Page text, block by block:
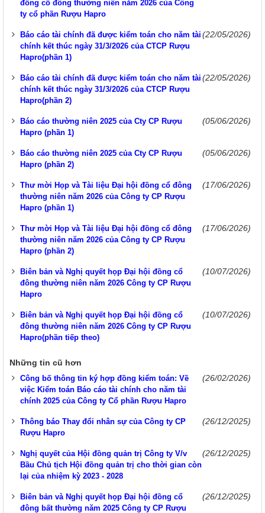
đồng cổ đông thường niên năm 2026 của Công
ty cổ phần Rượu Hapro
Báo cáo tài chính đã được kiểm toán cho năm tài
chính kết thúc ngày 31/3/2026 của CTCP Rượu
Hapro(phần 1)
(22/05/2026)
Báo cáo tài chính đã được kiểm toán cho năm tài
chính kết thúc ngày 31/3/2026 của CTCP Rượu
Hapro(phần 2)
(22/05/2026)
Báo cáo thường niên 2025 của Cty CP Rượu
Hapro (phần 1)
(05/06/2026)
Báo cáo thường niên 2025 của Cty CP Rượu
Hapro (phần 2)
(05/06/2026)
Thư mời Họp và Tài liệu Đại hội đồng cổ đông
thường niên năm 2026 của Công ty CP Rượu
Hapro (phần 1)
(17/06/2026)
Thư mời Họp và Tài liệu Đại hội đồng cổ đông
thường niên năm 2026 của Công ty CP Rượu
Hapro (phần 2)
(17/06/2026)
Biên bản và Nghị quyết họp Đại hội đồng cổ
đông thường niên năm 2026 Công ty CP Rượu
Hapro
(10/07/2026)
Biên bản và Nghị quyết họp Đại hội đồng cổ
đông thường niên năm 2026 Công ty CP Rượu
Hapro(phần tiếp theo)
(10/07/2026)
Những tin cũ hơn
Công bố thông tin ký hợp đồng kiểm toán: Về
việc Kiểm toán Báo cáo tài chính cho năm tài
chính 2025 của Công ty Cổ phần Rượu Hapro
(26/02/2026)
Thông báo Thay đổi nhân sự của Công ty CP
Rượu Hapro
(26/12/2025)
Nghị quyết của Hội đồng quản trị Công ty V/v
Bầu Chủ tịch Hội đồng quản trị cho thời gian còn
lại của nhiệm kỳ 2023 - 2028
(26/12/2025)
Biên bản và Nghị quyết họp Đại hội đồng cổ
đông bất thường năm 2025 Công ty CP Rượu
(26/12/2025)